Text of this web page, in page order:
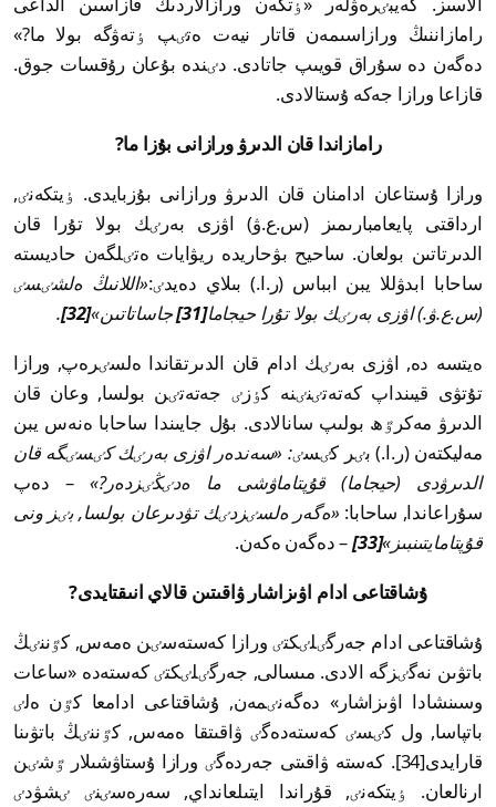
رامازاننىڭ ورازاسىمەن قاتار نيەت ەتٸپ ٶتەۋگە بولا ما?»
دەگەن دە سۇراق قويىپ جاتادى. دٸندە بۇعان رۇقسات جوق.
قازاعا ورازا جەكە ۇستالادى.
رامازاندا قان الدىرۋ ورازانى بۇزا ما?
ورازا ۇستاعان ادامنان قان الدىرۋ ورازانى بۇزبايدى. ٶيتكەنٸ,
ارداقتى پايعامبارىمىز (س.ع.ۋ) اۋزى بەرٸك بولا تۇرا قان
الدىرتاتىن بولعان. ساحيح بۋحاريدە ريۋايات ەتٸلگەن حاديستە
ساحابا ابدۋللا يبن ابباس (ر.ا.) بىلاي دەيدٸ:«اللانىڭ ەلشٸسٸ
(س.ع.ۋ.) اۋزى بەرٸك بولا تۇرا حيجاما[31] جاساتاتىن»[32]
.
ەيتسە دە, اۋزى بەرٸك ادام قان الدىرتقاندا ەلسٸرەپ, ورازا
تۇتۋى قيىنداپ كەتەتٸنٸنە كٶزٸ جەتەتٸن بولسا, وعان قان
الدىرۋ مەكرٷھ بولىپ سانالادى. بۇل جايىندا ساحابا ەنەس يبن
مەليكتەن (ر.ا.) بٸر كٸسٸ: «سەندەر اۋزى بەرٸك كٸسٸگە قان
الدىرۋدى (حيجاما) قۇپتاماۋشى ما ەدٸڭٸزدەر?» – دەپ
سۇراعاندا, ساحابا: «ەگەر ەلسٸزدٸك تۋدىرعان بولسا, بٸز ونى
قۇپتامايتىنبىز»[33]
– دەگەن ەكەن.
ۇشاقتاعى ادام اۋىزاشار ۋاقىتىن قالاي انىقتايدى?
ۇشاقتاعى ادام جەرگٸلٸكتٸ ورازا كەستەسٸن ەمەس, كٷننٸڭ
باتۋىن نەگٸزگە الادى. مىسالى, جەرگٸلٸكتٸ كەستەدە «ساعات
وسىنشادا اۋىزاشار» دەگەنٸمەن, ۇشاقتاعى ادامعا كٷن ەلٸ
باتپاسا, ول كٸسٸ كەستەدەگٸ ۋاقىتقا ەمەس, كٷننٸڭ باتۋىنا
قارايدى[34]. كەستە ۋاقىتى جەردەگٸ ورازا ۇستاۋشىلار ٷشٸن
ارنالعان. ٶيتكەنٸ, قۇراندا ايتىلعانداي, سەرەسٸنٸ ٸشۋدٸ